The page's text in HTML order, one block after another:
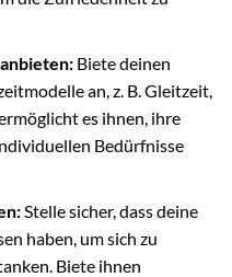
Biete deinen
an, z. B. Gleitzeit,
es ihnen, ihre
Bedürfnisse
Stelle sicher, dass deine
haben, um sich zu
Biete ihnen